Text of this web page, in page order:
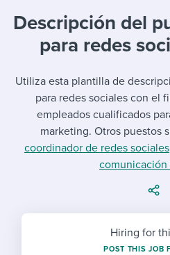
Working
Ensuring
Job
Interview
Step-by-
I’m a
I WANT TO
Applying
Career
Descripción del
para redes
Utiliza esta plantilla de
para redes sociales con el
empleados cualificados
marketing. Otros puestos
coordinador de redes sociales
comunicación
Hiring for
POST THIS JOB